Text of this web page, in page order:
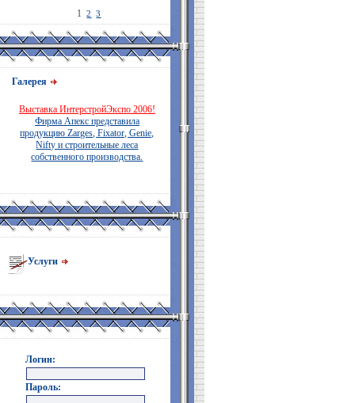
1
2 3
Галерея
Выставка ИнтерстройЭкспо 2006!
Фирма Апекс представила
продукцию Zarges, Fixator, Genie,
Nifty и строительные леса
собственного производства.
Услуги
Логин:
Пароль: